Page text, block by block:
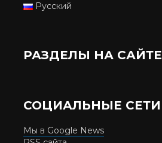
Русский
РАЗДЕЛЫ НА САЙТЕ
СОЦИАЛЬНЫЕ СЕТИ
Мы в Google News